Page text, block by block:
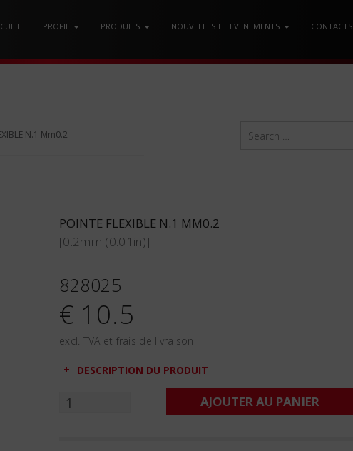
PROFIL PRODUITS NOUVELLES ET EVENEMENTS CONTACTS
N.1 Mm0.2
POINTE FLEXIBLE N.1 MM0.2
[0.2mm (0.01in)]
828025
€ 10.5
excl. TVA et frais de livraison
DESCRIPTION DU PRODUIT
AJOUTER AU PANIER